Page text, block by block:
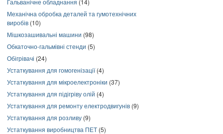
Гальванічне обладнання (14)
Механічна обробка деталей та гумотехнічних
виробів (10)
Мішкозашивальні машини (98)
Обкаточно-гальмівні стенди (5)
Обігрівачі (24)
Устаткування для гомогенізації(4)
Устаткування для мікроелектроніки (37)
Устаткування для підігріву олій (4)
Устаткування для ремонту електродвигунів (9)
Устаткування для розливу (9)
Устаткування виробництва ПЕТ (5)